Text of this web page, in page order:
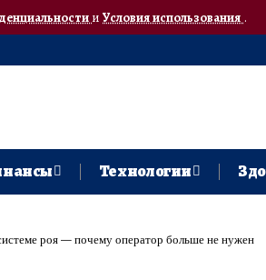
и Условия использования.
Технологии
роя — почему оператор больше не нужен